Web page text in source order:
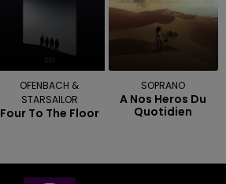
OFENBACH &
STARSAILOR
Four To The Floor
SOPRANO
A Nos Heros Du
Quotidien